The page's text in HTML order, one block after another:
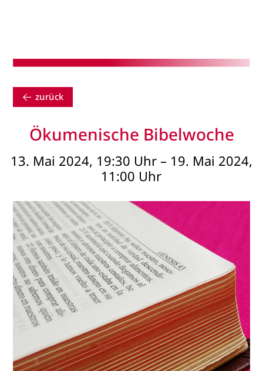
zurück
Ökumenische Bibelwoche
13. Mai 2024, 19:30 Uhr – 19. Mai 2024,
11:00 Uhr